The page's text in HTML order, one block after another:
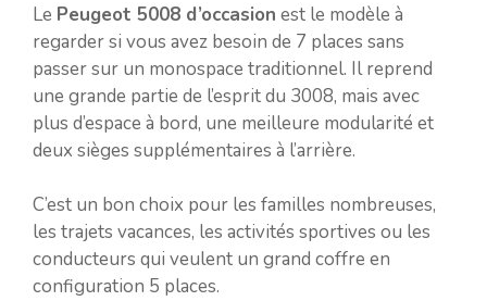
Le Peugeot 5008 d’occasion est le modèle à
regarder si vous avez besoin de 7 places sans
passer sur un monospace traditionnel. Il reprend
une grande partie de l’esprit du 3008, mais avec
plus d’espace à bord, une meilleure modularité et
deux sièges supplémentaires à l’arrière.
C’est un bon choix pour les familles nombreuses,
les trajets vacances, les activités sportives ou les
conducteurs qui veulent un grand coffre en
configuration 5 places.